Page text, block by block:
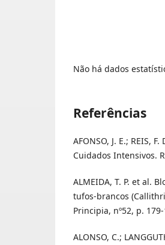
Não há dados
Referências
AFONSO, J. E.; REIS,
Cuidados Intensivos.
ALMEIDA, T. P. et al.
tufos-brancos
Principia, nº52, p.
ALONSO, C.;